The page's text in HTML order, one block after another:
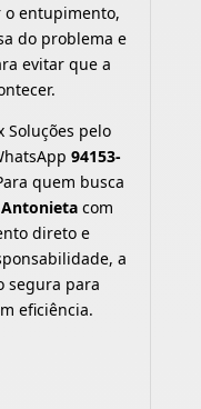
o entupimento,
do problema e
evitar que a
Soluções pelo
94153-
quem busca
com
direto e
a
segura para
eficiência.